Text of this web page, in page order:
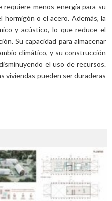
requiere menos energía para su
hormigón o el acero. Además, la
y acústico, lo que reduce el
Su capacidad para almacenar
climático, y su construcción
el uso de recursos.
viviendas pueden ser duraderas